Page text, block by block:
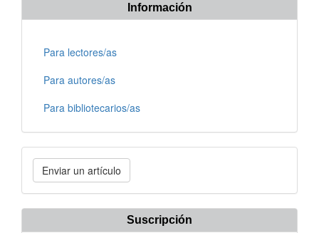
Información
Para lectores/as
Para autores/as
Para bibliotecarios/as
Enviar
un
artículo
Enviar un artículo
Suscripción